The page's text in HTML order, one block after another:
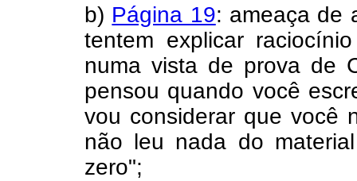
b) Página 19: ameaça de
tentem explicar
numa vista de prova de
pensou quando você
vou considerar que você
não leu nada do
zero";